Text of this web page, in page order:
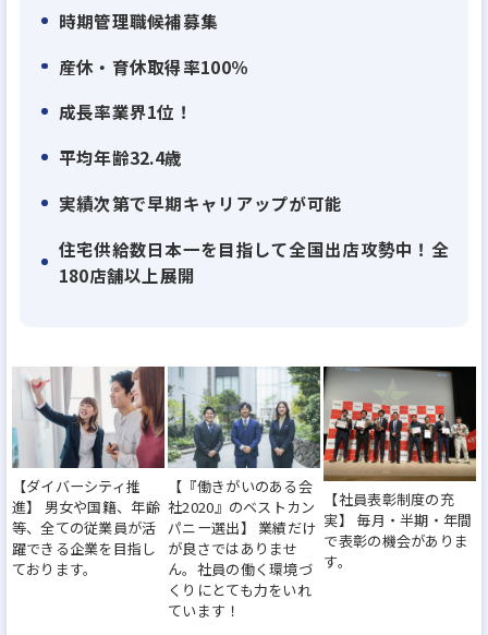
それらの実績が評価されて、『働きがいのある会
社』のベストカンパニーにも選出されました!
【理由2】
役割分担制をしているので自分の業務に集中出来
る！
プラン作成修正・建築確認申請等」、その他「土木
管理業務」、「購買・見積・発注業務」、「引き渡
きる。
【理由3】
住宅供給数日本一に向け業績右肩上がり=キャリアア
ップを目指しやすい
東証プライム市場上場企業で現在も業績は右肩上が
り、弊社が目指している住宅供給数日本No.1に向
け、今のところ達成可能ペース。あと5年以内でNo.1
時期管理職候補募集
産休・育休取得率100％
成長率業界1位！
平均年齢32.4歳
実績次第で早期キャリアップが可能
住宅供給数日本一を目指して全国出店攻勢中！全
180店舗以上展開
【ダイバーシティ推
進】 男女や国籍、年齢
等、全ての従業員が活
躍できる企業を目指し
ております。
【『働きがいのある会
社2020』のベストカン
パニー選出】 業績だけ
が良さではありませ
ん。社員の働く環境づ
くりにとても力をいれ
ています！
【社員表彰制度の充
実】 毎月・半期・年間
で表彰の機会がありま
す。